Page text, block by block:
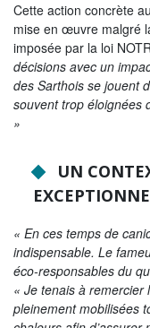
Sarthe
Infrastructures
réseaux
Jeunesse,
enseignement
Cette action concrète
mise en œuvre malgré
imposée par la loi
décisions avec un
des Sarthois se jouent
souvent trop éloignées
»
UN
« En ces temps de
indispensable. Le
éco-responsables du
« Je tenais à
pleinement mobilisées